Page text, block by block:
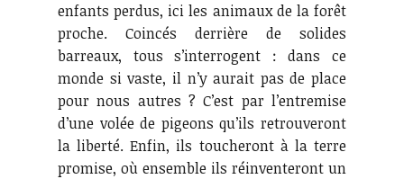
enfants perdus, ici les animaux de la forêt
proche. Coincés derrière de solides
barreaux, tous s’interrogent : dans ce
monde si vaste, il n’y aurait pas de place
pour nous autres ? C’est par l’entremise
d’une volée de pigeons qu’ils retrouveront
la liberté. Enfin, ils toucheront à la terre
promise, où ensemble ils réinventeront un